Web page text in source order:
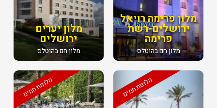
מלון יערים
ירושלים
מלון חם בהוטלס
מלון פרימה רויאל
ירושלים-רשת
פרימה
מלון חם בהוטלס
מלונות חמים מלונות חמים